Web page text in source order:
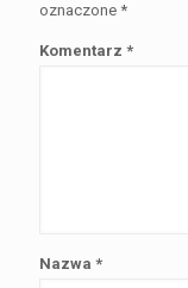
oznaczone *
Komentarz *
Nazwa *